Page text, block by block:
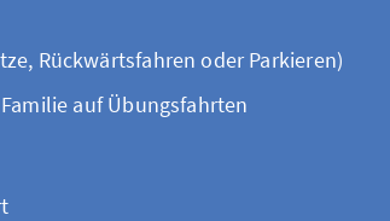
Rückwärtsfahren oder Parkieren)
auf Übungsfahrten